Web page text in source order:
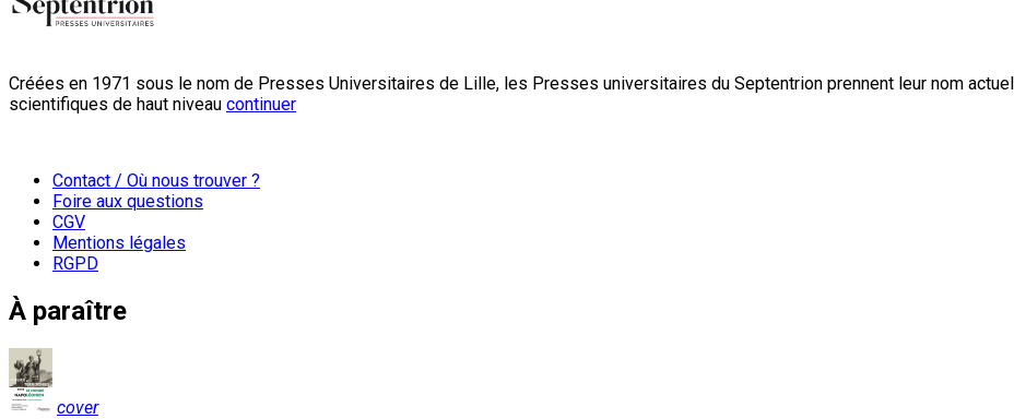
Créées en 1971 sous le nom de Presses Universitaires de Lille, les Presses universitaires du Septentrion prennent leur nom
scientifiques de haut niveau continuer
Contact / Où nous trouver ?
Foire aux questions
CGV
Mentions légales
RGPD
À paraître
cover